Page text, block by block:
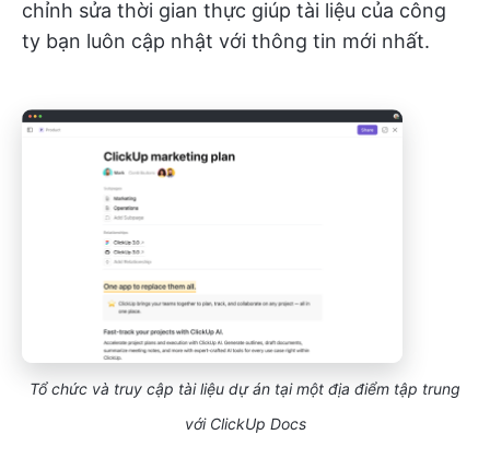
chỉnh sửa thời gian thực giúp tài liệu của công
ty bạn luôn cập nhật với thông tin mới nhất.
Tổ chức và truy cập tài liệu dự án tại một địa điểm tập trung
với ClickUp Docs